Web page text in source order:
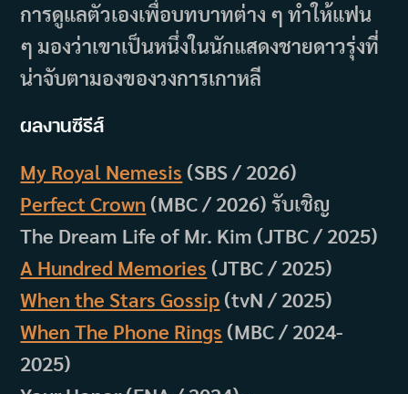
การดูแลตัวเองเพื่อบทบาทต่าง ๆ ทำให้แฟน
ๆ มองว่าเขาเป็นหนึ่งในนักแสดงชายดาวรุ่งที่
น่าจับตามองของวงการเกาหลี
ผลงานซีรีส์
My Royal Nemesis (SBS / 2026)
Perfect Crown (MBC / 2026) รับเชิญ
The Dream Life of Mr. Kim (JTBC / 2025)
A Hundred Memories (JTBC / 2025)
When the Stars Gossip (tvN / 2025)
When The Phone Rings (MBC / 2024-
2025)